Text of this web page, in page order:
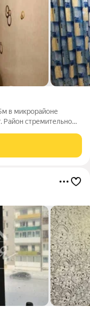
в микрорайоне
Район стремительно
остановка